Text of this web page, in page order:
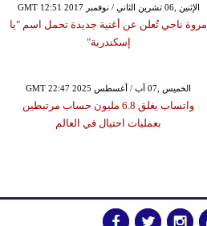
GMT 12:51 2017 الإثنين ,06 تشرين الثاني / نوفمبر
مروة ناجي تُعلن عن أغنية جديدة تحمل اسم "يا
إسكندرية"
GMT 22:47 2025 الخميس ,07 آب / أغسطس
واتساب يغلق 6.8 مليون حساب مرتبطين
بعمليات احتيال في العالم